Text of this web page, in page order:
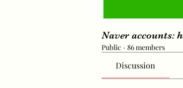
Naver accounts:
Public · 86 members
Discussion